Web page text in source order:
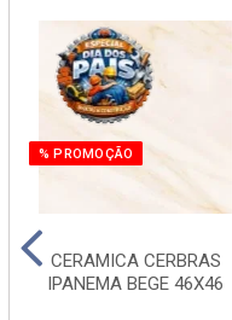
% PROMOÇÃO
CERAMICA CERBRAS
IPANEMA BEGE 46X46